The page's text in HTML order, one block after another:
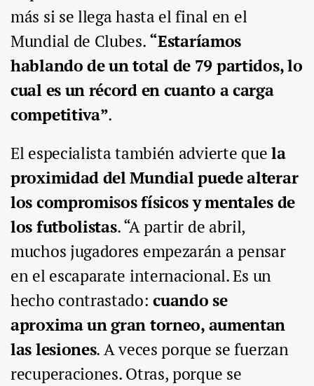
más si se llega hasta el final en el
Mundial de Clubes.“Estaríamos
hablando de un total de 79 partidos, lo
cual es un récord en cuanto a carga
competitiva”.
El especialista también advierte quela
proximidad del Mundial puede alterar
los compromisos físicos y mentales de
los futbolistas. “A partir de abril,
muchos jugadores empezarán a pensar
en el escaparate internacional. Es un
hecho contrastado: cuando se
aproxima un gran torneo, aumentan
las lesiones. A veces porque se fuerzan
recuperaciones. Otras, porque se